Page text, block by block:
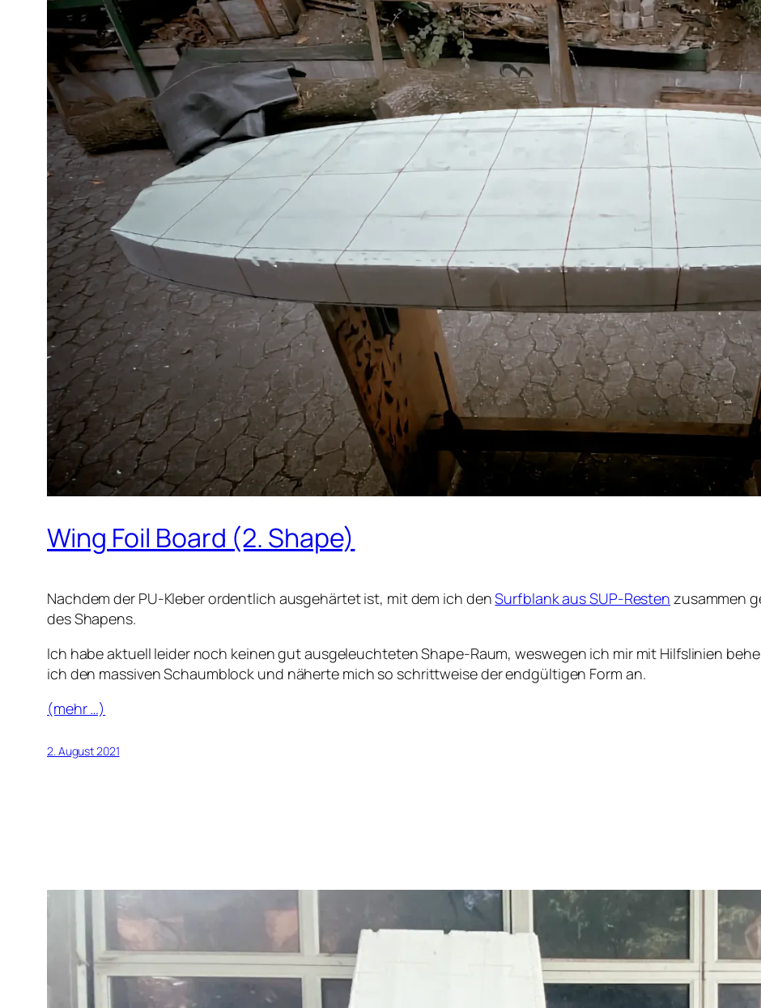
Wing Foil Board (2. Shape)
Nachdem der PU-Kleber ordentlich ausgehärtet ist, mit dem ich denSurfblank aus SUP-Resten zusammen
des Shapens.
Ich habe aktuell leider noch keinen gut ausgeleuchteten Shape-Raum, weswegen ich mir mit Hilfslinien
ich den massiven Schaumblock und näherte mich so schrittweise der endgültigen Form an.
(mehr …)
2. August 2021